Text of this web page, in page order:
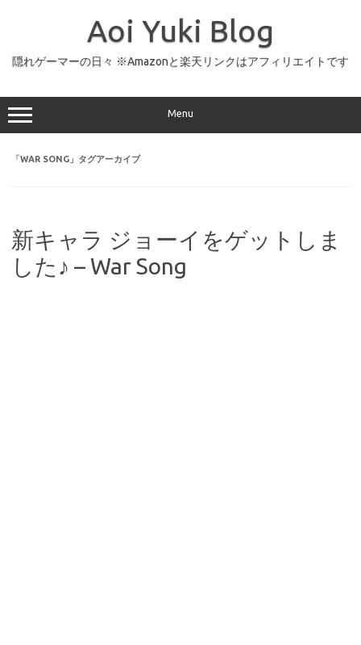
ッ
プ
Aoi Yuki Blog
隠れゲーマーの日々 ※Amazonと楽天リンクはアフィリエイトです
Menu
「WAR SONG 」タグアーカイブ
新キャラ ジョーイをゲットしま
した♪ – War Song